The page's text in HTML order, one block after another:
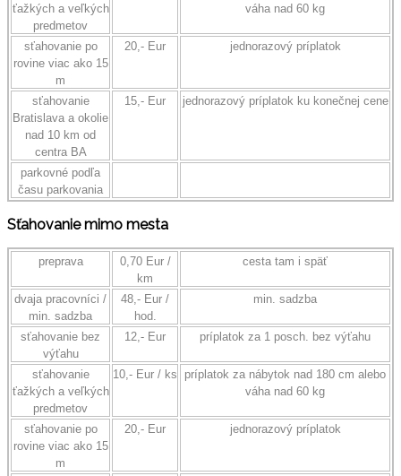
ťažkých a veľkých
predmetov
váha nad 60 kg
sťahovanie po
rovine viac ako 15
m
20,- Eur jednorazový príplatok
sťahovanie
Bratislava a okolie
nad 10 km od
centra BA
15,- Eur jednorazový príplatok ku konečnej cene
parkovné podľa
času parkovania
Sťahovanie mimo mesta
preprava
0,70 Eur /
km
cesta tam i späť
dvaja pracovníci /
min. sadzba
48,- Eur /
hod.
min. sadzba
sťahovanie bez
výťahu
12,- Eur príplatok za 1 posch. bez výťahu
sťahovanie
ťažkých a veľkých
predmetov
10,- Eur / ks
príplatok za nábytok nad 180 cm alebo
váha nad 60 kg
sťahovanie po
rovine viac ako 15
m
20,- Eur jednorazový príplatok